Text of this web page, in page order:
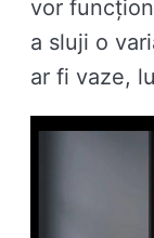
vor
a sluji o
ar fi vaze,